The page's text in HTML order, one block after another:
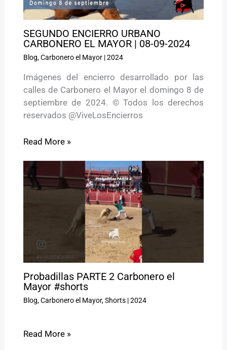
SEGUNDO ENCIERRO URBANO
CARBONERO EL MAYOR | 08-09-2024
Blog,Carbonero el Mayor|2024
Imágenes del encierro desarrollado por las
calles de Carbonero el Mayor el domingo 8 de
septiembre de 2024. © Todos los derechos
reservados @ViveLosEncierros
Read More »
Probadillas PARTE 2 Carbonero el
Mayor #shorts
Blog,Carbonero el Mayor,Shorts|2024
Read More »